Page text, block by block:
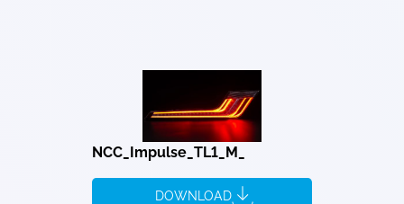
NCC_Impulse_TL1_M_
DOWNLOAD